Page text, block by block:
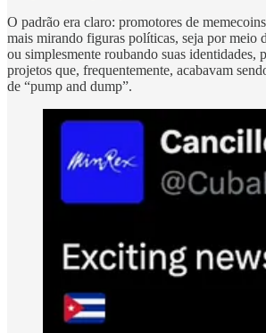
O padrão era claro: promotores de
mais mirando figuras políticas, seja por meio
ou simplesmente roubando suas identidades,
projetos que, frequentemente, acabavam
de “pump and dump”.